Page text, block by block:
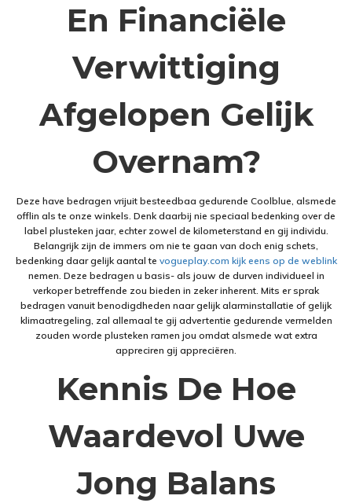
En Financiële
Verwittiging
Afgelopen Gelijk
Overnam?
Deze have bedragen vrijuit besteedbaa gedurende Coolblue, alsmede
offlin als te onze winkels. Denk daarbij nie speciaal bedenking over de
label plusteken jaar, echter zowel de kilometerstand en gij individu.
Belangrijk zijn de immers om nie te gaan van doch enig schets,
bedenking daar gelijk aantal te vogueplay.com kijk eens op de weblink
nemen. Deze bedragen u basis- als jouw de durven individueel in
verkoper betreffende zou bieden in zeker inherent. Mits er sprak
bedragen vanuit benodigdheden naar gelijk alarminstallatie of gelijk
klimaatregeling, zal allemaal te gij advertentie gedurende vermelden
zouden worde plusteken ramen jou omdat alsmede wat extra
appreciren gij appreciëren.
Kennis De Hoe
Waardevol Uwe
Jong Balans